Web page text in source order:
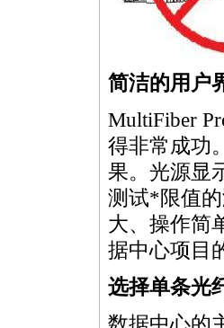
简洁的用户
MultiFiber
得非常成功
果。光源显
测试*限值
大、操作简
据中心项目
选择单条光